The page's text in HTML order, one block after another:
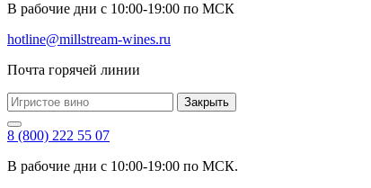
В рабочие дни с 10:00-19:00 по МСК
hotline@millstream-wines.ru
Почта горячей линии
Закрыть
8 (800) 222 55 07
В рабочие дни с 10:00-19:00 по МСК.